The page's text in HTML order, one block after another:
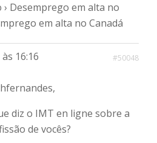
› Desemprego em alta no
em alta no Canadá
16:16 #50048
diz o IMT en ligne sobre a
de vocês?